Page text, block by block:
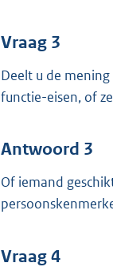
Vraag 3
Deelt u de
functie-eisen, of
Antwoord 3
Of iemand
Vraag 4